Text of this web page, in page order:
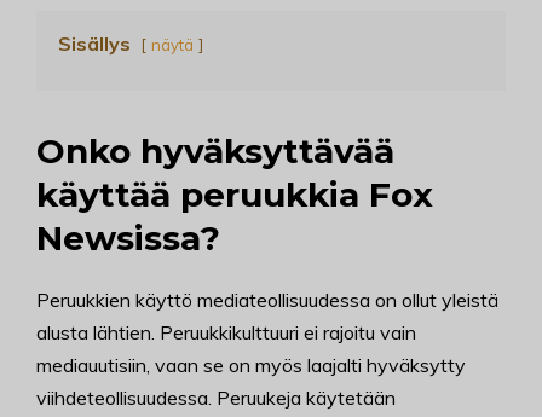
Sisällys näytä
Onko hyväksyttävää
käyttää peruukkia Fox
Newsissa?
Peruukkien käyttö mediateollisuudessa on ollut yleistä
alusta lähtien. Peruukkikulttuuri ei rajoitu vain
mediauutisiin, vaan se on myös laajalti hyväksytty
viihdeteollisuudessa. Peruukeja käytetään